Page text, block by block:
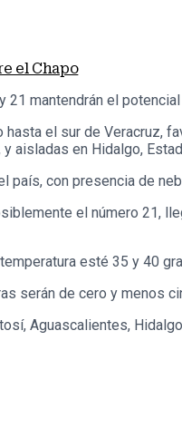
el Chapo
mantendrán el
el sur de Veracruz,
aisladas en Hidalgo,
con presencia de
el número 21,
esté 35 y 40
serán de cero y menos
Aguascalientes,